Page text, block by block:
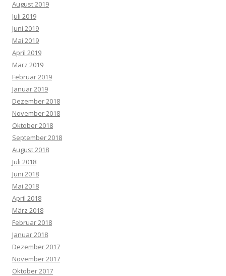
August 2019
Juli 2019
Juni 2019
Mai 2019
April 2019
März 2019
Februar 2019
Januar 2019
Dezember 2018
November 2018
Oktober 2018
September 2018
August 2018
Juli 2018
Juni 2018
Mai 2018
April 2018
März 2018
Februar 2018
Januar 2018
Dezember 2017
November 2017
Oktober 2017